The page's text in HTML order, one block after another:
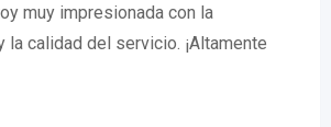
muy impresionada con la
calidad del servicio. ¡Altamente